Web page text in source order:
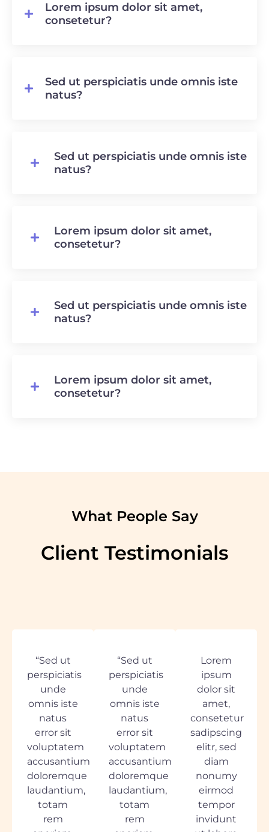
Sed ut perspiciatis unde omnis iste
natus?
Lorem ipsum dolor sit amet,
consetetur?
Sed ut perspiciatis unde omnis iste
natus?
Lorem ipsum dolor sit amet,
consetetur?
Lorem ipsum dolor sit amet,
consetetur?
Sed ut perspiciatis unde omnis iste
natus?
What People Say
Client Testimonials
“Sed ut
perspiciatis
unde
omnis iste
natus
error sit
voluptatem
accusantium
doloremque
laudantium,
totam
rem
“Sed ut
perspiciatis
unde
omnis iste
natus
error sit
voluptatem
accusantium
doloremque
laudantium,
totam
rem
Lorem
ipsum
dolor sit
amet,
consetetur
sadipscing
elitr, sed
diam
nonumy
eirmod
tempor
invidunt